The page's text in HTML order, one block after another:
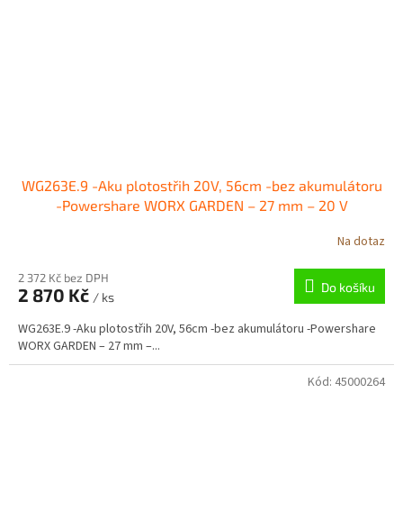
WG263E.9 -Aku plotostřih 20V, 56cm -bez akumulátoru
-Powershare WORX GARDEN – 27 mm – 20 V
Na dotaz
2 372 Kč bez DPH
2 870 Kč / ks
Do košíku
WG263E.9 -Aku plotostřih 20V, 56cm -bez akumulátoru -Powershare
WORX GARDEN – 27 mm –...
Kód: 45000264